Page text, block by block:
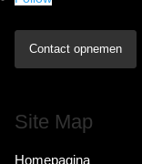
Contact opnemen
Site Map
Homepagina